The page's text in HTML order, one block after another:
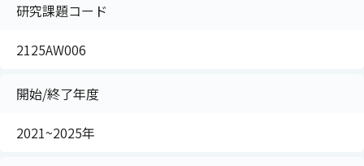
研究課題コード
2125AW006
開始/終了年度
2021~2025年